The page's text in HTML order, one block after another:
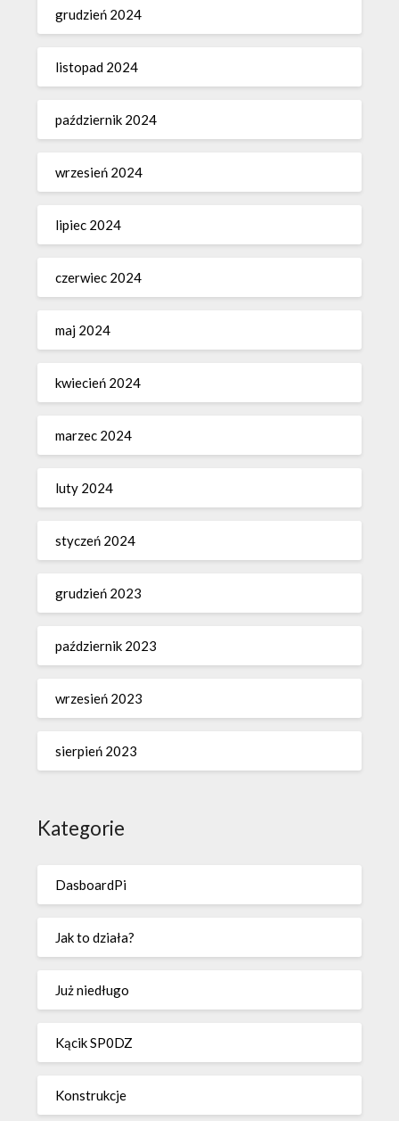
grudzień 2024
listopad 2024
październik 2024
wrzesień 2024
lipiec 2024
czerwiec 2024
maj 2024
kwiecień 2024
marzec 2024
luty 2024
styczeń 2024
grudzień 2023
październik 2023
wrzesień 2023
sierpień 2023
Kategorie
DasboardPi
Jak to działa?
Już niedługo
Kącik SP0DZ
Konstrukcje